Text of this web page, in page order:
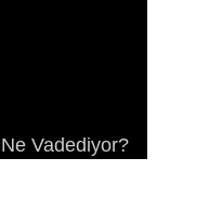
Vadediyor?
-III
-IIAlarmı